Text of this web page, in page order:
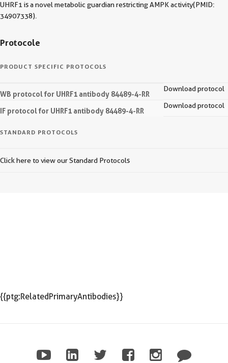
UHRF1 is a novel metabolic guardian restricting AMPK activity(PMID:
34907338).
Protocole
PRODUCT SPECIFIC PROTOCOLS
WB protocol for UHRF1 antibody 84489-4-RR
Download protocol
IF protocol for UHRF1 antibody 84489-4-RR
Download protocol
STANDARD PROTOCOLS
Click here to view our Standard Protocols
{{ptg:RelatedPrimaryAntibodies}}